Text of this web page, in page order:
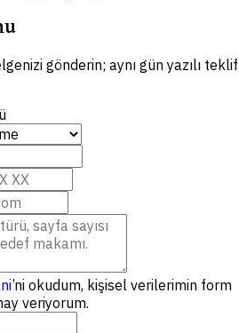
gönderin; aynı gün yazılı teklif
’ni okudum, kişisel verilerimin form
veriyorum.